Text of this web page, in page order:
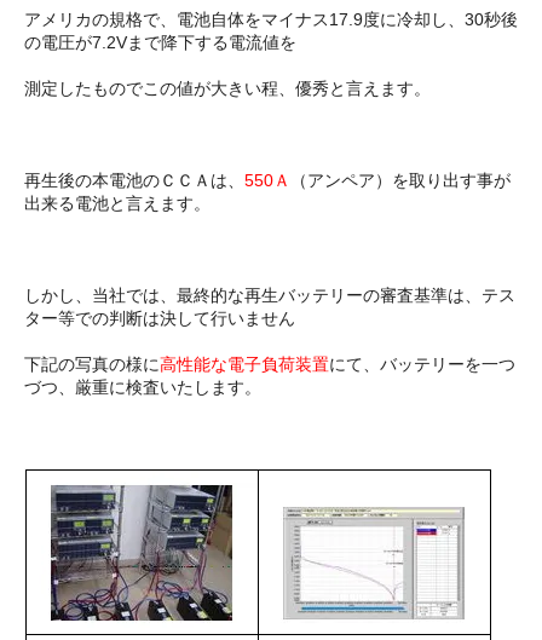
アメリカの規格で、電池自体をマイナス17.9度に冷却し、30秒後
の電圧が7.2Vまで降下する電流値を
測定したものでこの値が大きい程、優秀と言えます。
再生後の本電池のＣＣＡは、 550Ａ
（アンペア）を取り出す事が
出来る電池と言えます。
しかし、当社では、最終的な再生バッテリーの審査基準は、テス
ター等での判断は決して行いません
下記の写真の様に高性能な電子負荷装置にて、バッテリーを一つ
づつ、厳重に検査いたします。